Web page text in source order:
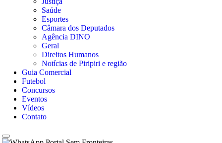
Saúde
Esportes
Câmara dos Deputados
Agência DINO
Geral
Direitos Humanos
Notícias de Piripiri e região
Guia Comercial
Futebol
Concursos
Eventos
Vídeos
Contato